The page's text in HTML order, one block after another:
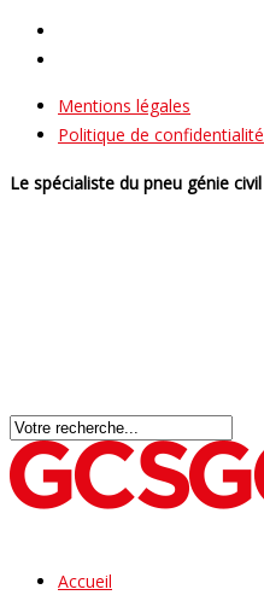
Mentions légales
Politique de confidentialité
Le spécialiste du pneu génie civil
Accueil